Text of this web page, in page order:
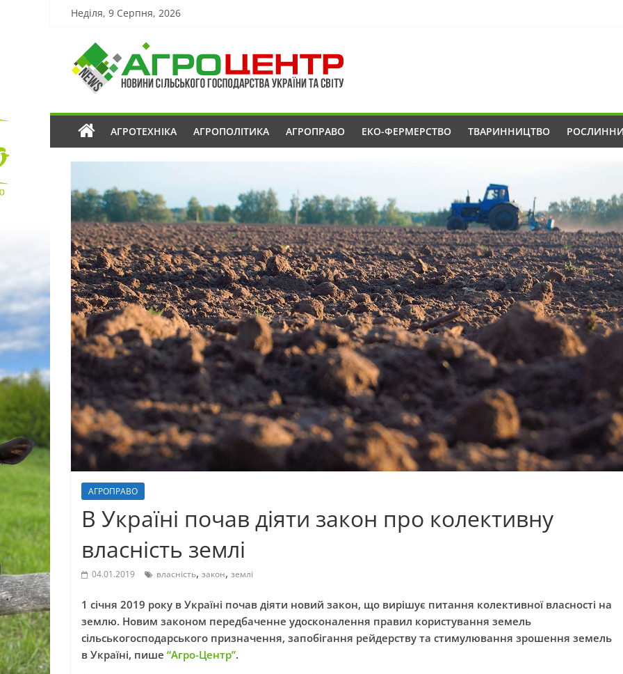
Неділя, 9 Серпня, 2026
АГРОТЕХНІКА АГРОПОЛІТИКА АГРОПРАВО ЕКО-ФЕРМЕРСТВО ТВАРИННИЦТВО
АГРОПРАВО
В Україні почав діяти закон про колективну
власність землі
04.01.2019 власність, закон, землі
1 січня 2019 року в Україні почав діяти новий закон, що вирішує питання колективної власності на
землю. Новим законом передбаченне удосконалення правил користування земель
сільськогосподарського призначення, запобігання рейдерству та стимулювання зрошення земель
в Україні, пише “Агро-Центр”.